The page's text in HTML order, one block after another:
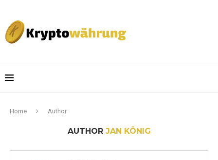
Home Author
AUTHOR JAN KÖNIG